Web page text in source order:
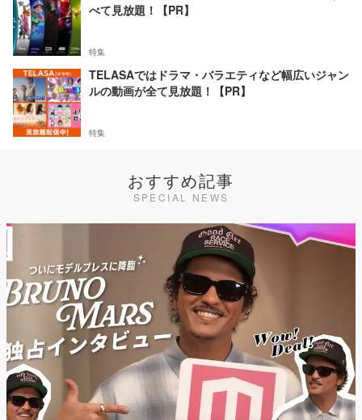
べて見放題！【PR】
特集
TELASAではドラマ・バラエティなど幅広いジャン
ルの動画が全て見放題！【PR】
特集
おすすめ記事
SPECIAL NEWS